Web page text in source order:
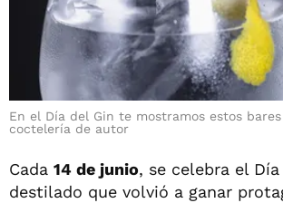
En el Día del Gin te mostramos estos
coctelería de autor
Cada 14 de junio, se celebra el
destilado que volvió a ganar